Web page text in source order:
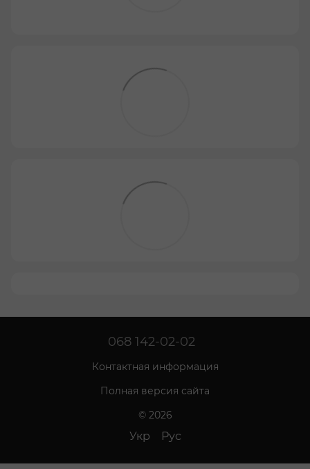
068 142-02-02
Контактная информация
Полная версия сайта
© 2026
Укр Рус